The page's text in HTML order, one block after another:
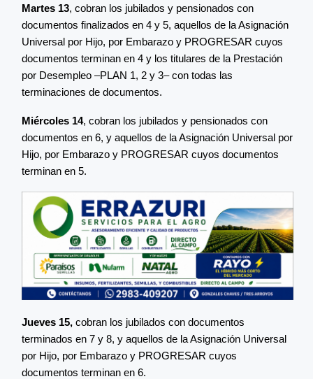
Martes 13, cobran los jubilados y pensionados con
documentos finalizados en 4 y 5, aquellos de la Asignación
Universal por Hijo, por Embarazo y PROGRESAR cuyos
documentos terminan en 4 y los titulares de la Prestación
por Desempleo –PLAN 1, 2 y 3– con todas las
terminaciones de documentos.
Miércoles 14, cobran los jubilados y pensionados con
documentos en 6, y aquellos de la Asignación Universal por
Hijo, por Embarazo y PROGRESAR cuyos documentos
terminan en 5.
Jueves 15, cobran los jubilados con documentos
terminados en 7 y 8, y aquellos de la Asignación Universal
por Hijo, por Embarazo y PROGRESAR cuyos
documentos terminan en 6.